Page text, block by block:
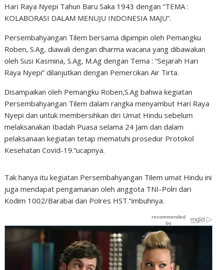
Hari Raya Nyepi Tahun Baru Saka 1943 dengan “TEMA :
KOLABORASI DALAM MENUJU INDONESIA MAJU”.
Persembahyangan Tilem bersama dipimpin oleh Pemangku
Roben, S.Ag, diawali dengan dharma wacana yang dibawakan
oleh Susi Kasmina, S.Ag, M.Ag dengan Tema : “Sejarah Hari
Raya Nyepi” dilanjutkan dengan Pemercikan Air Tirta.
Disampaikan oleh Pemangku Roben,S.Ag bahwa kegiatan
Persembahyangan Tilem dalam rangka menyambut Hari Raya
Nyepi dan untuk membersihkan diri Umat Hindu sebelum
melaksanakan Ibadah Puasa selama 24 Jam dan dalam
pelaksanaan kegiatan tetap mematuhi prosedur Protokol
Kesehatan Covid-19.”ucapnya.
Tak hanya itu kegiatan Persembahyangan Tilem umat Hindu ini
juga mendapat pengamanan oleh anggota TNI-Polri dari
Kodim 1002/Barabai dan Polres HST.”imbuhnya.